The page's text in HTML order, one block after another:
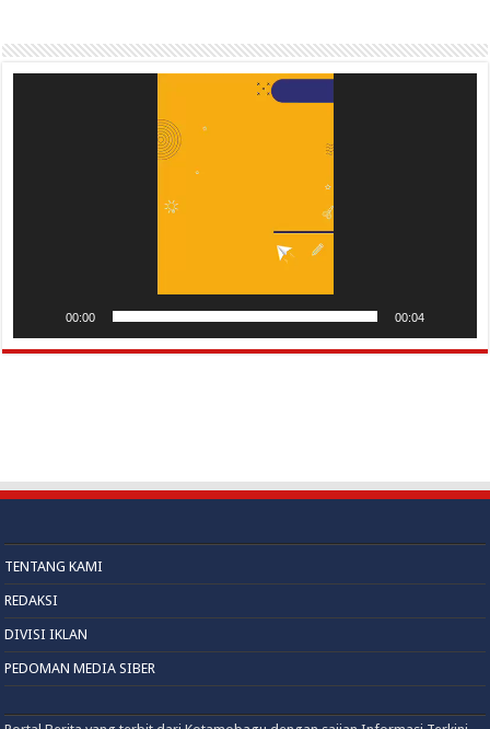
00:00 00:04
TENTANG KAMI
REDAKSI
DIVISI IKLAN
PEDOMAN MEDIA SIBER